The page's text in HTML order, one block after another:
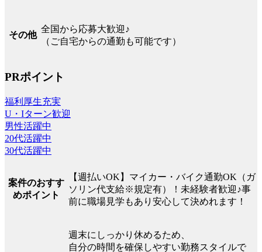
その他
全国から応募大歓迎♪
（ご自宅からの通勤も可能です）
PRポイント
福利厚生充実
U・Iターン歓迎
男性活躍中
20代活躍中
30代活躍中
案件のおすす
めポイント
【週払いOK】マイカー・バイク通勤OK（ガ
ソリン代支給※規定有）！未経験者歓迎♪事
前に職場見学もあり安心して決めれます！
週末にしっかり休めるため、
自分の時間を確保しやすい勤務スタイルで